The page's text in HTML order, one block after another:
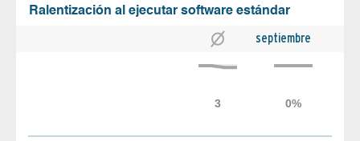
Ralentización al ejecutar software estándar
septiembre